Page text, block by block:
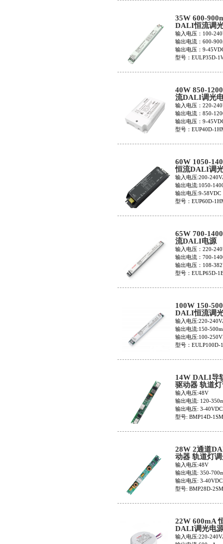
35W 600-
DALI恒流调
EULP35D-
输入电压：100-
输出电流：600-
输出电压：9-
型号：EULP35D-
40W 850-
流DALI调光
EUP40D-
输入电压：220-
输出电流：850-
输出电压：9-
型号：EUP40D-
60W 1050-
恒流DALI调
EUP60D-
输入电压:200-
输出电流:1050-
输出电压:9-58VDC
型号：EUP60D-
65W 700-
流DALI电源
EULP65D-
输入电压：220-
输出电流：700-
输出电压：108-
型号：EULP65D-
100W 150-
DALI恒流调
EULP100D-
输入电压:220-
输出电流:150-
输出电压:100-
型号：EULP100D-
14W DALI导
驱动器 轨道
源BMP14D-
输入电压:48V
输出电流: 120-
输出电压: 3-40VDC
型号: BMP14D-
28W 2通道
动器 轨道灯
BMP28D-
输入电压:48V
输出电流: 350-
输出电压: 3-40VDC
型号: BMP28D-
22W 600mA
DALI调光电
RWP22D-
输入电压:220-